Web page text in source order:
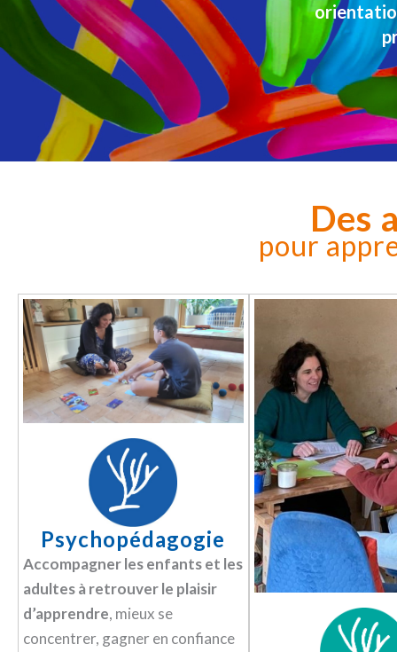
Des
pour
Psychopédagogie
Accompagner les enfants et les
adultes à retrouver le plaisir
d’apprendre, mieux se
concentrer, gagner en confiance